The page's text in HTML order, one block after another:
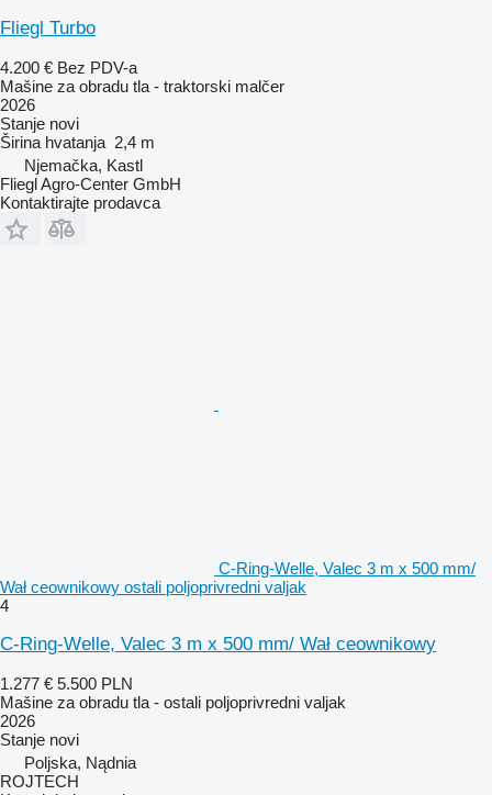
Fliegl Turbo
4.200 € Bez PDV-a
Mašine za obradu tla - traktorski malčer
2026
Stanje novi
Širina hvatanja 2,4 m
Njemačka, Kastl
Fliegl Agro-Center GmbH
Kontaktirajte prodavca
C-Ring-Welle, Valec 3 m x 500 mm/
Wał ceownikowy ostali poljoprivredni valjak
4
C-Ring-Welle, Valec 3 m x 500 mm/ Wał ceownikowy
1.277 € 5.500 PLN
Mašine za obradu tla - ostali poljoprivredni valjak
2026
Stanje novi
Poljska, Nądnia
ROJTECH